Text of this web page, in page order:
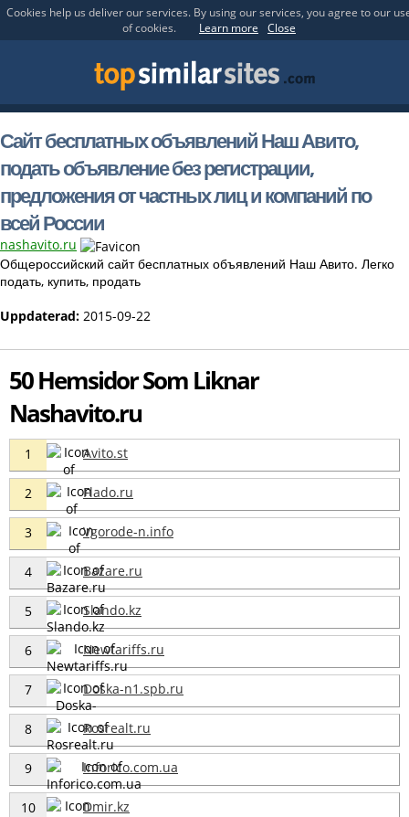
Cookies help us deliver our services. By using our services, you agree to our
of cookies.
Learn more Close
Сайт бесплатных объявлений Наш Авито,
подать объявление без регистрации,
предложения от частных лиц и компаний по
всей России
nashavito.ru
Общероссийский сайт бесплатных объявлений Наш Авито. Легко
подать, купить, продать
Uppdaterad: 2015-09-22
50 Hemsidor Som Liknar
Nashavito.ru
1 Avito.st
2 Flado.ru
3 Vgorode-n.info
4 Bazare.ru
5 Slando.kz
6 Newtariffs.ru
7 Doska-n1.spb.ru
8 Rosrealt.ru
9 Inforico.com.ua
10 Dmir.kz